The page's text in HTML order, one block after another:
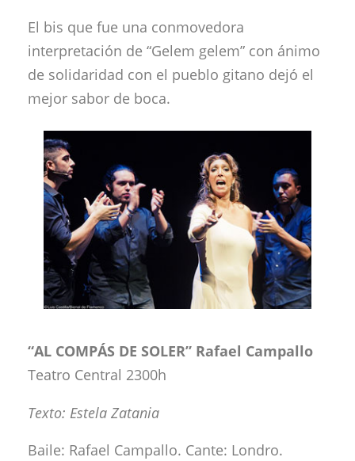
El bis que fue una conmovedora
interpretación de “Gelem gelem” con ánimo
de solidaridad con el pueblo gitano dejó el
mejor sabor de boca.
“AL COMPÁS DE SOLER” Rafael Campallo
Teatro Central 2300h
Texto: Estela Zatania
Baile: Rafael Campallo. Cante: Londro.